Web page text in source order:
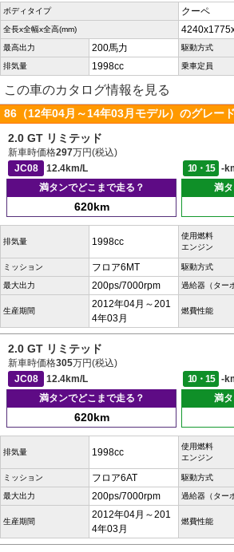
ボディタイプ クーペ
全長x全幅x全高(mm)
最高出力 200馬力 駆動方式
排気量 1998cc 乗車定員
この車のカタログ情報を見る
86（12年04月～14年03月モデル）のグレー
2.0 GT リミテッド
新車時価格297万円(税込)
JC08
12.4km/L 10・15
-
満タンでどこまで走る？
620km
満
排気量 1998cc
使用燃料
エンジン
ミッション フロア6MT 駆動方式
最大出力 200ps/7000rpm 過給器（ター
生産期間
2012年04月～201
4年03月
燃費性能
2.0 GT リミテッド
新車時価格305万円(税込)
JC08
12.4km/L 10・15
-
満タンでどこまで走る？
620km
満
排気量 1998cc
使用燃料
エンジン
ミッション フロア6AT 駆動方式
最大出力 200ps/7000rpm 過給器（ター
生産期間
2012年04月～201
4年03月
燃費性能